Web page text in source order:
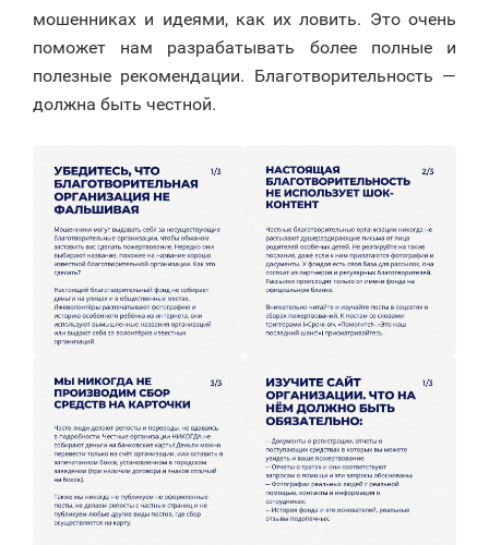
мошенниках и идеями, как их ловить. Это очень
поможет нам разрабатывать более полные и
полезные рекомендации. Благотворительность —
должна быть честной.